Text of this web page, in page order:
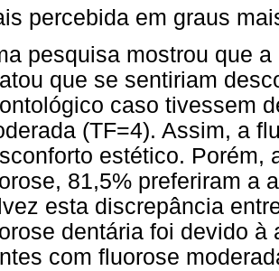
percebida em graus
pesquisa mostrou que
que se sentiriam
caso tivessem
(TF=4). Assim, a
estético. Porém,
81,5% preferiram a
esta discrepância
dentária foi devido à
com fluorose